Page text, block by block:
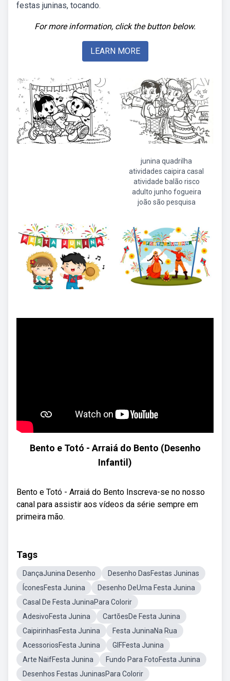
festas juninas, tocando.
For more information, click the button below.
LEARN MORE
junina quadrilha
atividades caipira casal
atividade balão risco
adulto junho fogueira
joão são pesquisa
Bento e Totó - Arraiá do Bento (Desenho
Infantil)
Bento e Totó - Arraiá do Bento Inscreva-se no nosso
canal para assistir aos vídeos da série sempre em
primeira mão.
Tags
DançaJunina Desenho
Desenho DasFestas Juninas
ÍconesFesta Junina
Desenho DeUma Festa Junina
Casal De Festa JuninaPara Colorir
AdesivoFesta Junina
CartõesDe Festa Junina
CaipirinhasFesta Junina
Festa JuninaNa Rua
AcessoriosFesta Junina
GIFFesta Junina
Arte NaifFesta Junina
Fundo Para FotoFesta Junina
Desenhos Festas JuninasPara Colorir